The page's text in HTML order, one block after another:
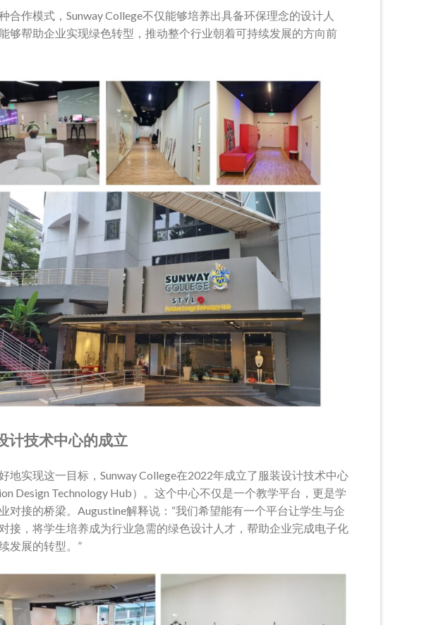
合作模式，Sunway College不仅能够培养出具备环保理念的设计人
够帮助企业实现绿色转型，推动整个行业朝着可持续发展的方向前
计技术中心的成立
地实现这一目标，Sunway College在2022年成立了服装设计技术中心
Design Technology Hub）。这个中心不仅是一个教学平台，更是学
对接的桥梁。Augustine解释说：“我们希望能有一个平台让学生与企
接，将学生培养成为行业急需的绿色设计人才，帮助企业完成电子化
发展的转型。”